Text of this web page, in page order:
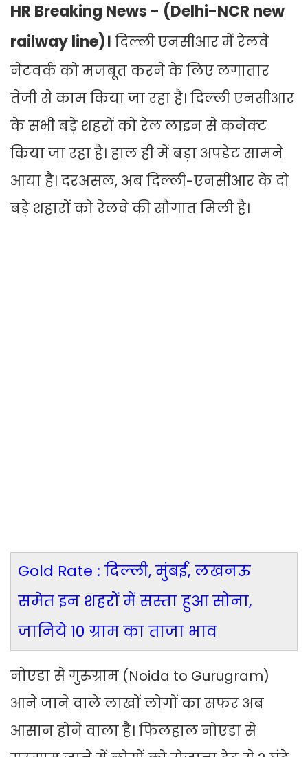
HR Breaking News - (Delhi-NCR new
railway line)। दिल्ली एनसीआर में रेलवे
नेटवर्क को मजबूत करने के लिए लगातार
तेजी से काम किया जा रहा है। दिल्ली एनसीआर
के सभी बड़े शहरों को रेल लाइन से कनेक्ट
किया जा रहा है। हाल ही में बड़ा अपडेट सामने
आया है। दरअसल, अब दिल्ली-एनसीआर के दो
बड़े शहारों को रेलवे की सौगात मिली है।
Gold Rate : दिल्ली, मुंबई, लखनऊ
समेत इन शहरों में सस्ता हुआ सोना,
जानिये 10 ग्राम का ताजा भाव
नोएडा से गुरुग्राम (Noida to Gurugram)
आने जाने वाले लाखों लोगों का सफर अब
आसान होने वाला है। फिलहाल नोएडा से